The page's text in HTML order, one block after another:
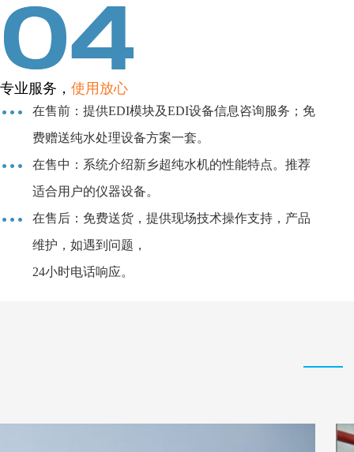
专业服务， 使用放心
在售前：提供EDI模块及EDI设备信息咨询服务；免
费赠送纯水处理设备方案一套。
在售中：系统介绍新乡超纯水机的性能特点。推荐
适合用户的仪器设备。
在售后：免费送货，提供现场技术操作支持，产品
维护，如遇到问题，
24小时电话响应。